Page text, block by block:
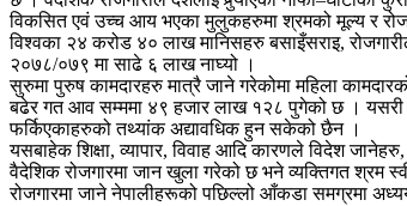
विकसित एवं उच्च आय भएका मुलुकहरुमा श्रमको मूल्य र
विश्वका २४ करोड ४० लाख मानिसहरु बसाइँसराइ,
२०७८/०७९ मा साढे ६ लाख नाघ्यो ।
सुरुमा पुरुष कामदारहरु मात्रै जाने गरेकोमा महिला
बढेर गत आव सम्ममा ४९ हजार लाख १२८ पुगेको छ । यसरी
फर्किएकाहरुको तथ्यांक अद्यावधिक हुन सकेको छैन ।
यसबाहेक शिक्षा, व्यापार, विवाह आदि कारणले विदेश
वैदेशिक रोजगारमा जान खुला गरेको छ भने व्यक्तिगत श्रम
रोजगारमा जाने नेपालीहरूको पछिल्लो आँकडा समग्रमा